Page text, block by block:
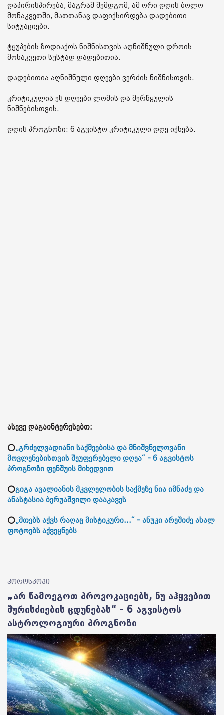
დაპირისპირება, მაგრამ შემდგომ, ამ ორი დღის ბოლო
მონაკვეთში, მათთანაც დაფიქსირდება დადებითი
სიტუაციები.
ტყუპების ზოდიაქოს ნიშნისთვის აღნიშნული დროის
მონაკვეთი სუსტად დადებითია.
დადებითია აღნიშნული დღეები ვერძის ნიშნისთვის.
კრიტიკულია ეს დღეები ლომის და მერწყულის
ნიშნებისთვის.
დღის პროგნოზი: 6 აგვისტო კრიტიკული დღე იქნება.
ასევე დაგაინტერესებთ:
⭕„გრძელვადიანი საქმეებისა და მნიშვნელოვანი
მოვლენებისთვის შეუფერებელი დღეა“ - 6 აგვისტოს
პროგნოზი ფენშუის მიხედვით
⭕გიგა ავალიანის მკვლელობის საქმეზე ნია იმნაძე და
ანასტასია ბერუაშვილი დააკავეს
⭕„მთებს აქვს რაღაც მისტიკური...“ - ანუკი არეშიძე ახალ
ფოტოებს აქვეყნებს
ჰოროსკოპი
„არ წამოეგოთ პროვოკაციებს, ნუ აჰყვებით
შურისძიების ცდუნებას“ - 6 აგვისტოს
ასტროლოგიური პროგნოზი